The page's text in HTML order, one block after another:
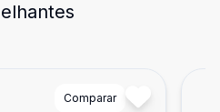
Comparar